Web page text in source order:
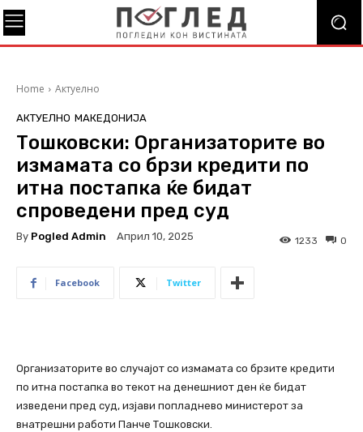
Home Актуелно
АКТУЕЛНО МАКЕДОНИЈА
Тошковски: Организаторите во
измамата со брзи кредити по
итна постапка ќе бидат
спроведени пред суд
By Pogled Admin Април 10, 2025 0
1233
Facebook Twitter
Организаторите во случајот со измамата со брзите кредити
по итна постапка во текот на денешниот ден ќе бидат
изведени пред суд, изјави попладнево министерот за
внатрешни работи Панче Тошковски.